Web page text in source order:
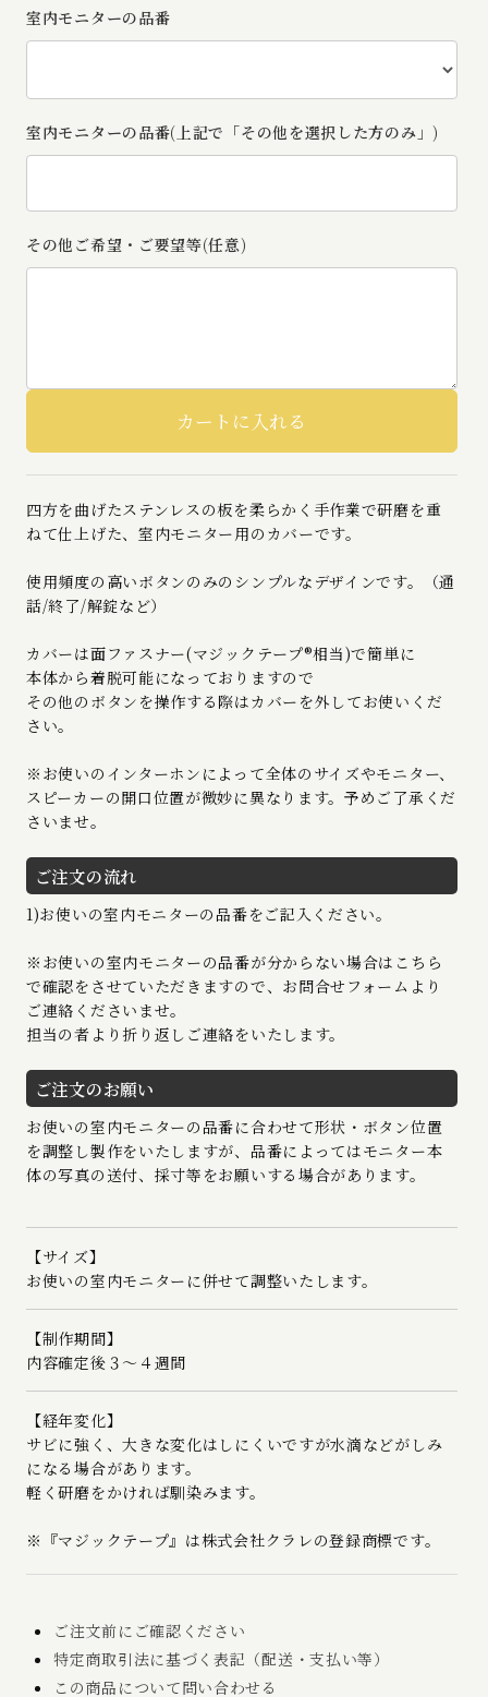
室内モニターの品番
室内モニターの品番(上記で「その他を選択した方のみ」)
その他ご希望・ご要望等(任意)
四方を曲げたステンレスの板を柔らかく手作業で研磨を重
ねて仕上げた、室内モニター用のカバーです。
使用頻度の高いボタンのみのシンプルなデザインです。（通
話/終了/解錠など）
カバーは面ファスナー(マジックテープ®相当)で簡単に
本体から着脱可能になっておりますので
その他のボタンを操作する際はカバーを外してお使いくだ
さい。
※お使いのインターホンによって全体のサイズやモニター、
スピーカーの開口位置が微妙に異なります。予めご了承くだ
さいませ。
ご注文の流れ
1)お使いの室内モニターの品番をご記入ください。
※お使いの室内モニターの品番が分からない場合はこちら
で確認をさせていただきますので、お問合せフォームより
ご連絡くださいませ。
担当の者より折り返しご連絡をいたします。
ご注文のお願い
お使いの室内モニターの品番に合わせて形状・ボタン位置
を調整し製作をいたしますが、品番によってはモニター本
体の写真の送付、採寸等をお願いする場合があります。
【サイズ】
お使いの室内モニターに併せて調整いたします。
【制作期間】
内容確定後３～４週間
【経年変化】
サビに強く、大きな変化はしにくいですが水滴などがしみ
になる場合があります。
軽く研磨をかければ馴染みます。
※『マジックテープ』は株式会社クラレの登録商標です。
ご注文前にご確認ください
特定商取引法に基づく表記（配送・支払い等）
この商品について問い合わせる